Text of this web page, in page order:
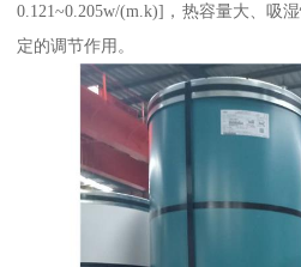
0.121~0.205w/(m.k)]，热容量大、吸
定的调节作用。